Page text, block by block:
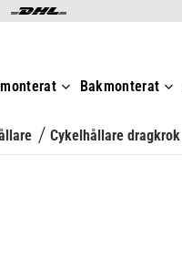
Bakmonterat
Cykelhållare dragkrok